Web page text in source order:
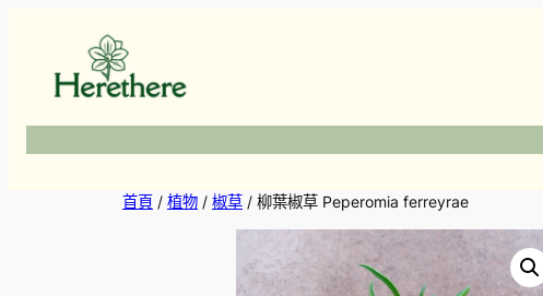
首頁 / 植物 / 椒草 / 柳葉椒草 Peperomia ferreyrae